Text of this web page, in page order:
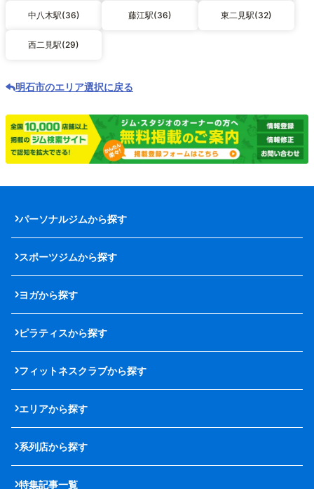
中八木駅(36) 藤江駅(36) 東二見駅(32)
西二見駅(29)
明石市のエリア選択に戻る
パーソナルジムから探す
スポーツジムから探す
ヨガから探す
ピラティスから探す
フィットネスクラブから探す
エリアから探す
系列店から探す
特集記事一覧